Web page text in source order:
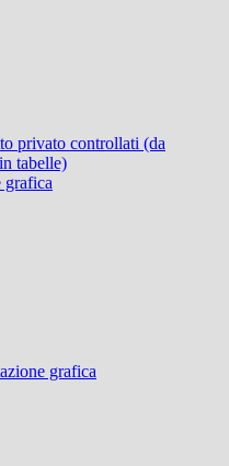
privato controllati (da
tabelle)
grafica
grafica